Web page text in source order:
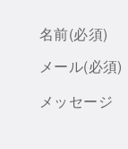
名前(必須)
メール(必須)
メッセージ